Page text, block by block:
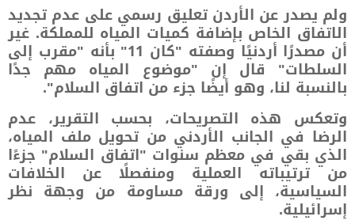
ولم يصدر عن الأردن تعليق رسمي على عدم تجديد
الاتفاق الخاص بإضافة كميات المياه للمملكة. غير
أن مصدرًا أردنيًا وصفته "كان 11" بأنه "مقرب إلى
السلطات" قال إن "موضوع المياه مهم جدًا
بالنسبة لنا، وهو أيضًا جزء من اتفاق السلام".
وتعكس هذه التصريحات، بحسب التقرير، عدم
الرضا في الجانب الأردني من تحويل ملف المياه،
الذي بقي في معظم سنوات "اتفاق السلام" جزءًا
من ترتيباته العملية ومنفصلًا عن الخلافات
السياسية، إلى ورقة مساومة من وجهة نظر
إسرائيلية.